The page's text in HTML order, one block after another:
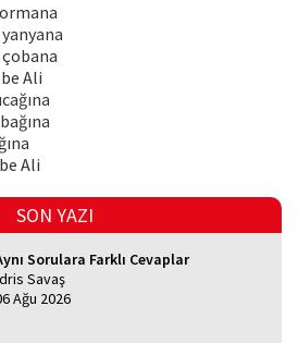
Ali
Ali
SON YAZI
Sorulara Farklı Cevaplar
Savaş
Ağu 2026